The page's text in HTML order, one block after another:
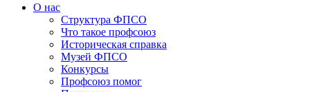
О нас
Структура ФПСО
Что такое профсоюз
Историческая справка
Музей ФПСО
Конкурсы
Профсоюз помог